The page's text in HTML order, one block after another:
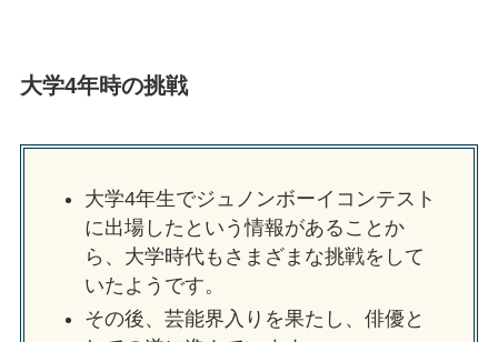
大学4年時の挑戦
大学4年生でジュノンボーイコンテスト
に出場したという情報があることか
ら、大学時代もさまざまな挑戦をして
いたようです。
その後、芸能界入りを果たし、俳優と